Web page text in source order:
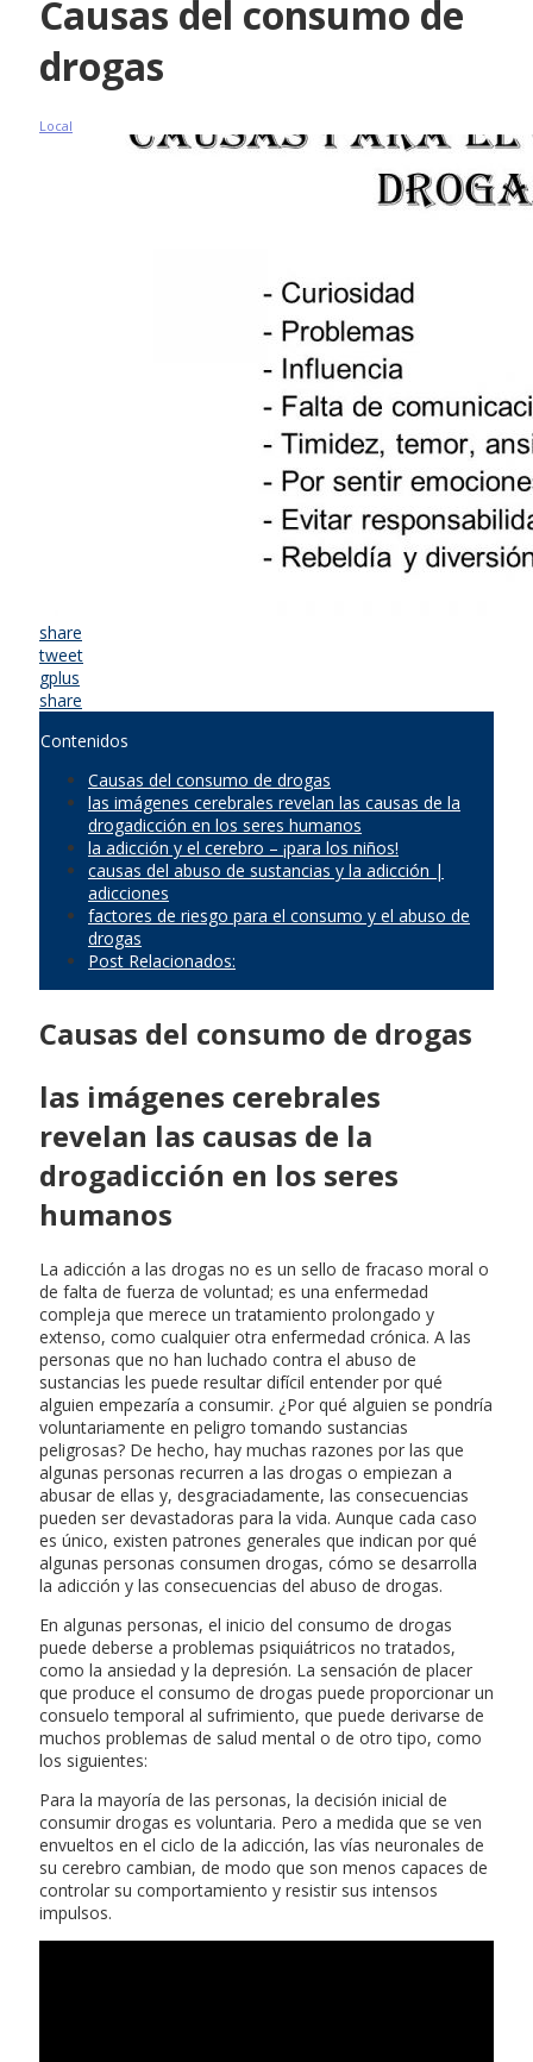
Causas del consumo de
drogas
Local
share
tweet
gplus
share
Contenidos
Causas del consumo de drogas
las imágenes cerebrales revelan las causas de la
drogadicción en los seres humanos
la adicción y el cerebro – ¡para los niños!
causas del abuso de sustancias y la adicción |
adicciones
factores de riesgo para el consumo y el abuso de
drogas
Post Relacionados:
Causas del consumo de drogas
las imágenes cerebrales
revelan las causas de la
drogadicción en los seres
humanos
La adicción a las drogas no es un sello de fracaso moral o
de falta de fuerza de voluntad; es una enfermedad
compleja que merece un tratamiento prolongado y
extenso, como cualquier otra enfermedad crónica. A las
personas que no han luchado contra el abuso de
sustancias les puede resultar difícil entender por qué
alguien empezaría a consumir. ¿Por qué alguien se pondría
voluntariamente en peligro tomando sustancias
peligrosas? De hecho, hay muchas razones por las que
algunas personas recurren a las drogas o empiezan a
abusar de ellas y, desgraciadamente, las consecuencias
pueden ser devastadoras para la vida. Aunque cada caso
es único, existen patrones generales que indican por qué
algunas personas consumen drogas, cómo se desarrolla
la adicción y las consecuencias del abuso de drogas.
En algunas personas, el inicio del consumo de drogas
puede deberse a problemas psiquiátricos no tratados,
como la ansiedad y la depresión. La sensación de placer
que produce el consumo de drogas puede proporcionar un
consuelo temporal al sufrimiento, que puede derivarse de
muchos problemas de salud mental o de otro tipo, como
los siguientes:
Para la mayoría de las personas, la decisión inicial de
consumir drogas es voluntaria. Pero a medida que se ven
envueltos en el ciclo de la adicción, las vías neuronales de
su cerebro cambian, de modo que son menos capaces de
controlar su comportamiento y resistir sus intensos
impulsos.